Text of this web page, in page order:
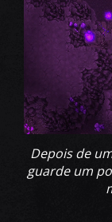
Depois de
guarde um